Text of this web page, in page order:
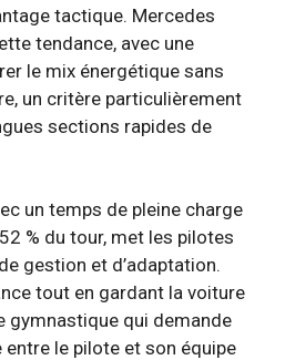
tactique. Mercedes
tendance, avec une
le mix énergétique sans
un critère particulièrement
sections rapides de
un temps de pleine charge
% du tour, met les pilotes
gestion et d’adaptation.
tout en gardant la voiture
gymnastique qui demande
le pilote et son équipe